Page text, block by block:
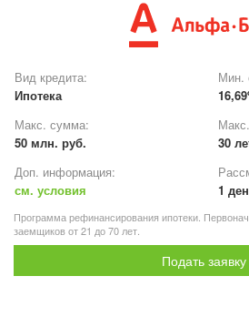
Вид кредита:
Ипотека
Мин.
Макс. сумма:
50 млн. руб.
30
Доп. информация:
см. условия
1
Программа рефинансирования ипотеки.
заемщиков от 21 до 70 лет.
Подать заявку